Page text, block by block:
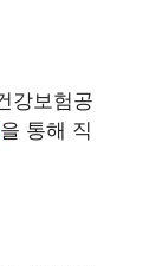
강보험공
을 통해 직